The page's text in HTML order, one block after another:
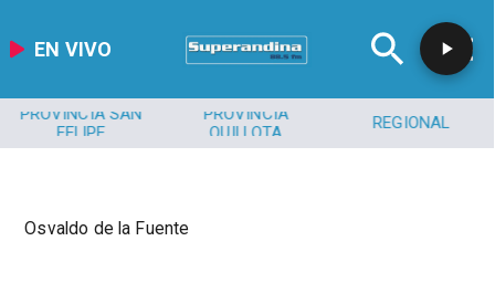
EN VIVO
PROVINCIA SAN
FELIPE
PROVINCIA
QUILLOTA
REGIONAL
Osvaldo de la Fuente